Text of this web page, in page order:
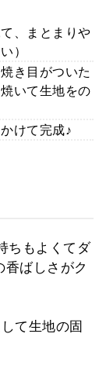
、まとまりや
）
き目がついた
いて生地をの
けて完成♪
ちもよくてダ
ばしさがク
て生地の固